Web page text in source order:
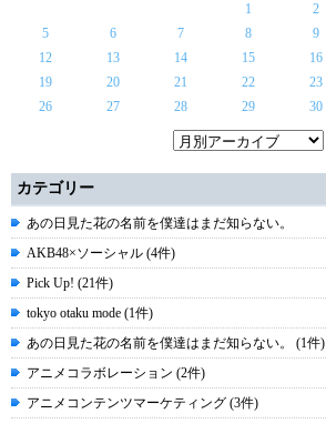
1
2
5
6 7 8 9
12
13 14 15 16
19
20 21 22 23
26
27 28 29 30
カテゴリー
あの日見た花の名前を僕達はまだ知らない。
AKB48×ソーシャル (4件)
Pick Up! (21件)
tokyo otaku mode (1件)
あの日見た花の名前を僕達はまだ知らない。 (1件)
アニメコラボレーション (2件)
アニメコンテンツマーケティング (3件)